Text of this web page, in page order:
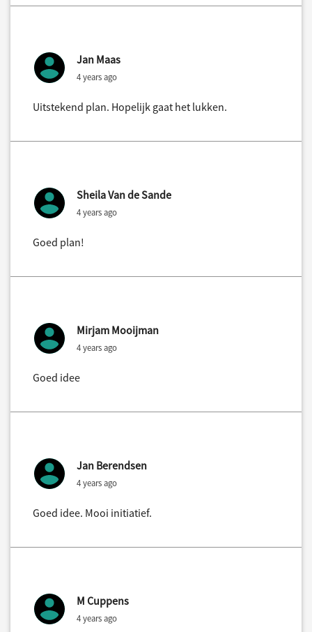
Jan Maas
4 years ago
Uitstekend plan. Hopelijk gaat het lukken.
Sheila Van de Sande
4 years ago
Goed plan!
Mirjam Mooijman
4 years ago
Goed idee
Jan Berendsen
4 years ago
Goed idee. Mooi initiatief.
M Cuppens
4 years ago